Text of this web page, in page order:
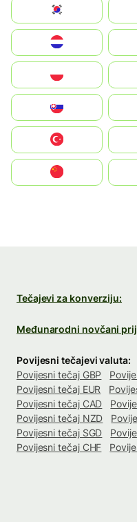
South Korea
United States
中國香港特別行政區
Tečajevi za konverziju:
Međunarodni novčani
Povijesni tečajevi valuta:
Povijesni tečaj GBP
Povijesni tečaj EUR
Povijesni tečaj CAD
Povijesni tečaj NZD
Povijesni tečaj SGD
Povijesni tečaj CHF